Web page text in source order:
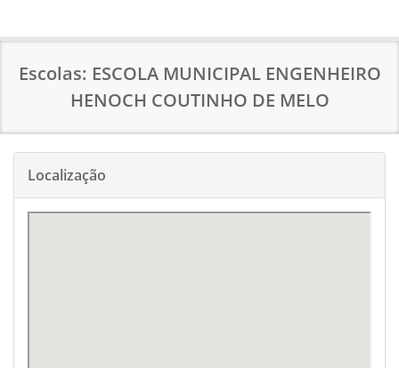
Escolas: ESCOLA MUNICIPAL ENGENHEIRO
HENOCH COUTINHO DE MELO
Localização